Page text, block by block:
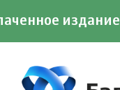
издание